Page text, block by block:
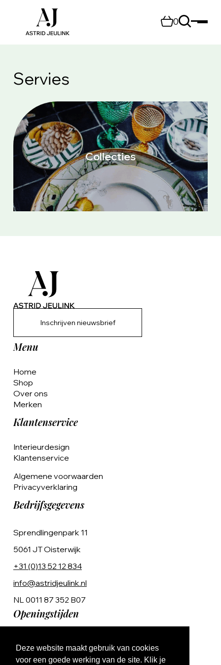
Deze website maakt gebruik van cookies
voor een goede werking van de site. Klik je
0
Servies
Collecties
Inschrijven nieuwsbrief
Menu
Home
Shop
Over ons
Merken
Klantenservice
Interieurdesign
Klantenservice
Algemene voorwaarden
Privacyverklaring
Bedrijfsgegevens
Sprendlingenpark 11
5061 JT Oisterwijk
+31 (0)13 52 12 834
info@astridjeulink.nl
NL 0011 87 352 B07
Openingstijden
Ma t/m Vr 9:00 - 17:00